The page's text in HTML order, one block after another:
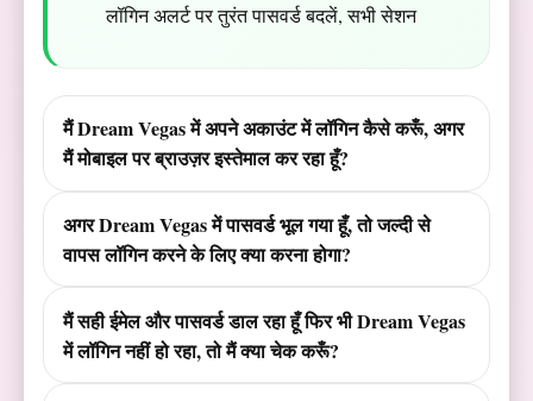
लॉगिन अलर्ट पर तुरंत पासवर्ड बदलें, सभी सेशन
मैं Dream Vegas में अपने अकाउंट में लॉगिन कैसे करूँ, अगर
मैं मोबाइल पर ब्राउज़र इस्तेमाल कर रहा हूँ?
अगर Dream Vegas में पासवर्ड भूल गया हूँ, तो जल्दी से
वापस लॉगिन करने के लिए क्या करना होगा?
मैं सही ईमेल और पासवर्ड डाल रहा हूँ फिर भी Dream Vegas
में लॉगिन नहीं हो रहा, तो मैं क्या चेक करूँ?